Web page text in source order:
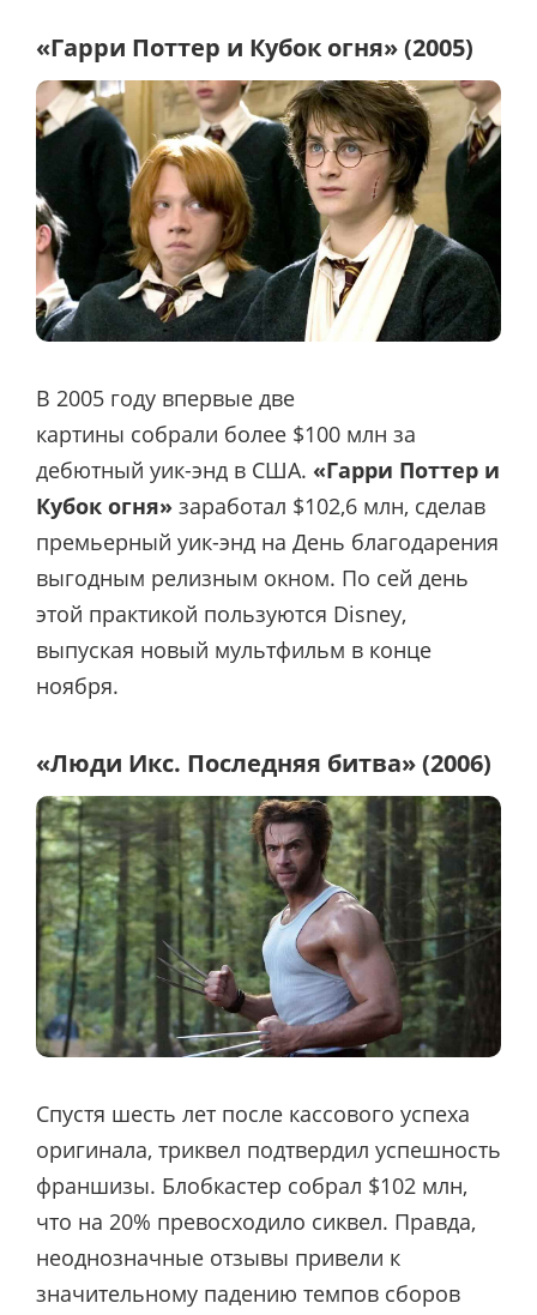
«Гарри Поттер и Кубок огня» (2005)
В 2005 году впервые две
картины собрали более $100 млн за
дебютный уик-энд в США. «Гарри Поттер и
Кубок огня» заработал $102,6 млн, сделав
премьерный уик-энд на День благодарения
выгодным релизным окном. По сей день
этой практикой пользуются Disney,
выпуская новый мультфильм в конце
ноября.
«Люди Икс. Последняя битва» (2006)
Спустя шесть лет после кассового успеха
оригинала, триквел подтвердил успешность
франшизы. Блобкастер собрал $102 млн,
что на 20% превосходило сиквел. Правда,
неоднозначные отзывы привели к
значительному падению темпов сборов